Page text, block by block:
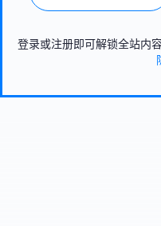
登录或注册即可解锁全站内